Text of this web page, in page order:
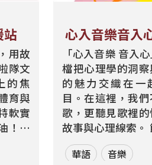
站
用故
的焦
育與
軟實
！熱
藝人
專
心入音樂音入
「心入音樂 音入
檔把心理學的洞
的魅力交織在一
目。在這裡，我
歌，更聽見歌裡
故事與心理線索。 節目從
心理學的角度出
聽眾探索音樂如
華語 音樂